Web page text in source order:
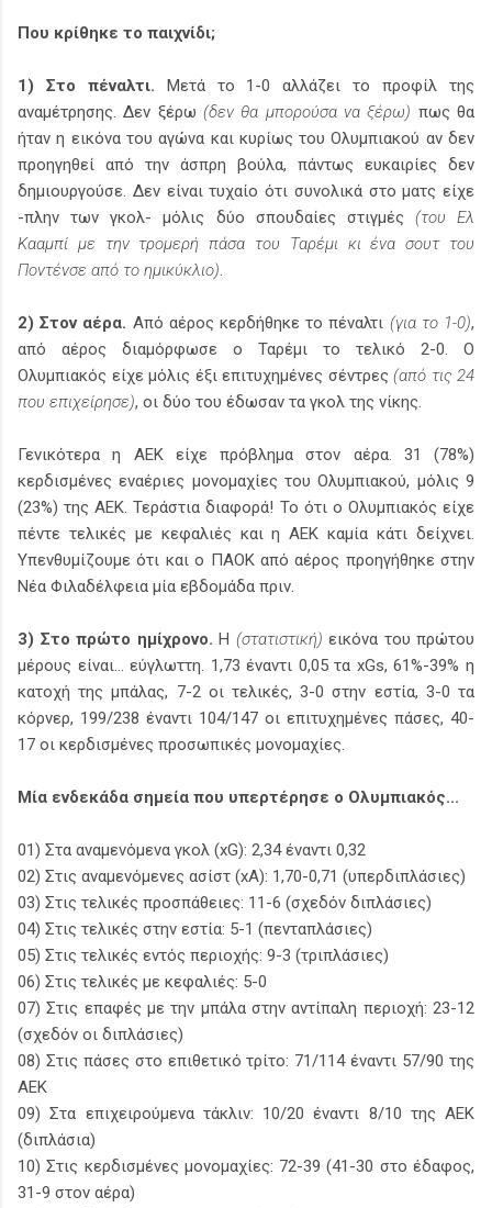
Που κρίθηκε το παιχνίδι;
1) Στο πέναλτι. Μετά το 1-0 αλλάζει το προφίλ της
αναμέτρησης. Δεν ξέρω (δεν θα μπορούσα να ξέρω) πως θα
ήταν η εικόνα του αγώνα και κυρίως του Ολυμπιακού αν δεν
προηγηθεί από την άσπρη βούλα, πάντως ευκαιρίες δεν
δημιουργούσε. Δεν είναι τυχαίο ότι συνολικά στο ματς είχε
-πλην των γκολ- μόλις δύο σπουδαίες στιγμές (του Ελ
Κααμπί με την τρομερή πάσα του Ταρέμι κι ένα σουτ του
Ποντένσε από το ημικύκλιο).
2) Στον αέρα. Από αέρος κερδήθηκε το πέναλτι (για το 1-0),
από αέρος διαμόρφωσε ο Ταρέμι το τελικό 2-0. Ο
Ολυμπιακός είχε μόλις έξι επιτυχημένες σέντρες (από τις 24
που επιχείρησε), οι δύο του έδωσαν τα γκολ της νίκης.
Γενικότερα η ΑΕΚ είχε πρόβλημα στον αέρα. 31 (78%)
κερδισμένες εναέριες μονομαχίες του Ολυμπιακού, μόλις 9
(23%) της ΑΕΚ. Τεράστια διαφορά! Το ότι ο Ολυμπιακός είχε
πέντε τελικές με κεφαλιές και η ΑΕΚ καμία κάτι δείχνει.
Υπενθυμίζουμε ότι και ο ΠΑΟΚ από αέρος προηγήθηκε στην
Νέα Φιλαδέλφεια μία εβδομάδα πριν.
3) Στο πρώτο ημίχρονο. Η (στατιστική) εικόνα του πρώτου
μέρους είναι... εύγλωττη. 1,73 έναντι 0,05 τα xGs, 61%-39% η
κατοχή της μπάλας, 7-2 οι τελικές, 3-0 στην εστία, 3-0 τα
κόρνερ, 199/238 έναντι 104/147 οι επιτυχημένες πάσες, 40-
17 οι κερδισμένες προσωπικές μονομαχίες.
Μία ενδεκάδα σημεία που υπερτέρησε ο Ολυμπιακός...
01) Στα αναμενόμενα γκολ (xG): 2,34 έναντι 0,32
02) Στις αναμενόμενες ασίστ (xA): 1,70-0,71 (υπερδιπλάσιες)
03) Στις τελικές προσπάθειες: 11-6 (σχεδόν διπλάσιες)
04) Στις τελικές στην εστία: 5-1 (πενταπλάσιες)
05) Στις τελικές εντός περιοχής: 9-3 (τριπλάσιες)
06) Στις τελικές με κεφαλιές: 5-0
07) Στις επαφές με την μπάλα στην αντίπαλη περιοχή: 23-12
(σχεδόν οι διπλάσιες)
08) Στις πάσες στο επιθετικό τρίτο: 71/114 έναντι 57/90 της
ΑΕΚ
09) Στα επιχειρούμενα τάκλιν: 10/20 έναντι 8/10 της ΑΕΚ
(διπλάσια)
10) Στις κερδισμένες μονομαχίες: 72-39 (41-30 στο έδαφος,
31-9 στον αέρα)